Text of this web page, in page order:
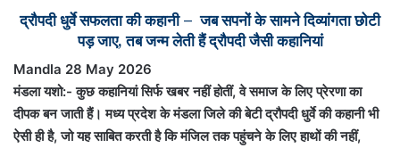
द्रौपदी धुर्वे सफलता की कहानी – जब सपनों के सामने दिव्यांगता छोटी
पड़ जाए, तब जन्म लेती हैं द्रौपदी जैसी कहानियां
Mandla 28 May 2026
मंडला यशो:- कुछ कहानियां सिर्फ खबर नहीं होतीं, वे समाज के लिए प्रेरणा का
दीपक बन जाती हैं। मध्य प्रदेश के मंडला जिले की बेटी द्रौपदी धुर्वे की कहानी भी
ऐसी ही है, जो यह साबित करती है कि मंजिल तक पहुंचने के लिए हाथों की नहीं,